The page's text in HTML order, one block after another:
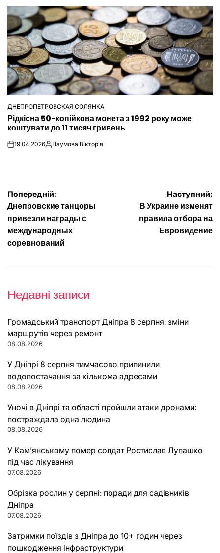
ОПУБЛІКУВАТИ
У
ДНЕПРОПЕТРОВСКАЯ СОЛЯНКА
Рідкісна 50-копійкова монета з 1992 року може
коштувати до 11 тисяч гривень
on19.04.2026Опубліковано
Наумова Вікторія
Навігація
записів
Попередній:
Днепровские танцоры
привезли награды с
международных
соревнований
Наступний:
В Украине изменят
правила отбора на
Евровидение
Недавні записи
Громадський транспорт Дніпра 8 серпня: зміни
маршрутів через ремонт
08.08.2026
У Дніпрі 8 серпня тимчасово припинили
водопостачання за кількома адресами
08.08.2026
Уночі в Дніпрі та області пройшли атаки дронами:
постраждала одна людина
08.08.2026
У Кам’янському помер солдат Ростислав Лупашко
під час лікування
07.08.2026
Обрізка рослин у серпні: поради для садівників
Дніпра
07.08.2026
Затримки поїздів з Дніпра до 10+ годин через
пошкодження інфраструктури